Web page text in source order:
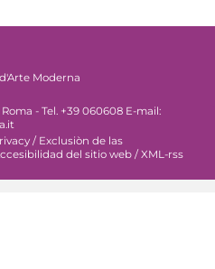
Moderna
- Tel. +39 060608 E-mail:
/ Exclusiòn de las
del sitio web /XML-rss